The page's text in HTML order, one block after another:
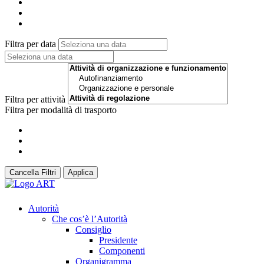
Filtra per data
Filtra per attività
Filtra per modalità di trasporto
Cancella Filtri Applica
Autorità
Che cos’è l’Autorità
Consiglio
Presidente
Componenti
Organigramma